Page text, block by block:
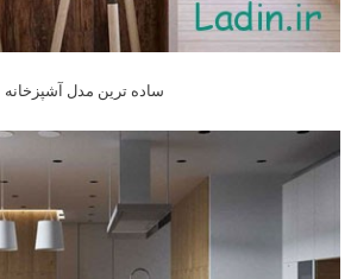
ساده ترین مدل آشپزخانه